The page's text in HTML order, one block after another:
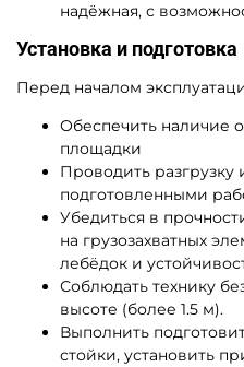
надёжная, с
Установка и подготовка
Перед началом
Обеспечить наличие
площадки
Проводить разгрузку
подготовленными
Убедиться в
на грузозахватных
лебёдок и
Соблюдать технику
высоте (более 1.5 м).
Выполнить
стойки, установить